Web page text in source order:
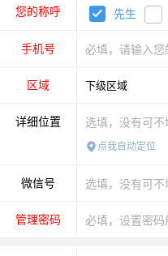
您的称呼 先生
手机号
区域
详细位置
点我自动定位
微信号
管理密码